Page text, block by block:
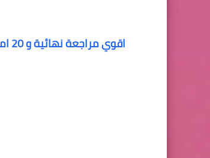
اقوي مراجعة نهائية و 20 امتحان من كتاب الامتحان فى مادة الكيمياء للصف الثالث الثانوي 2018